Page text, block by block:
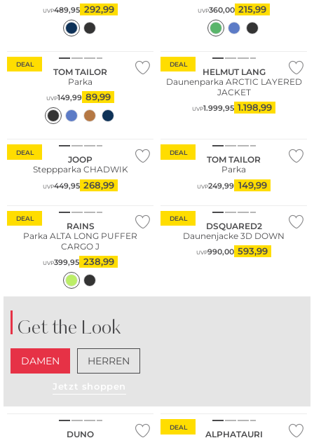
UVP489,95 292,99 UVP360,00 215,99
DEAL
TOM TAILOR
Parka
UVP149,99 89,99
DEAL
HELMUT LANG
Daunenparka ARCTIC LAYERED
JACKET
UVP1.999,95 1.198,99
DEAL
Große Größen
JOOP
Steppparka CHADWIK
UVP449,95 268,99
DEAL
TOM TAILOR
Parka
UVP249,99 149,99
DEAL
RAINS
Parka ALTA LONG PUFFER
CARGO J
UVP399,95 238,99
DEAL
DSQUARED2
Daunenjacke 3D DOWN
UVP990,00 593,99
Get the Look
DAMEN HERREN
Jetzt shoppen
DUNO
DEAL
ALPHATAURI